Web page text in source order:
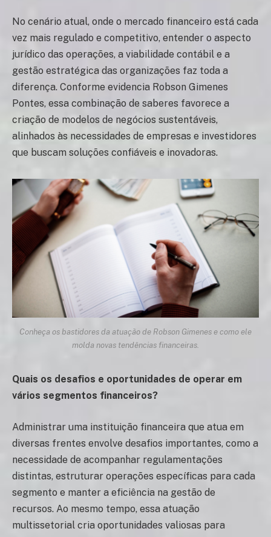
No cenário atual, onde o mercado financeiro está cada
vez mais regulado e competitivo, entender o aspecto
jurídico das operações, a viabilidade contábil e a
gestão estratégica das organizações faz toda a
diferença. Conforme evidencia Robson Gimenes
Pontes, essa combinação de saberes favorece a
criação de modelos de negócios sustentáveis,
alinhados às necessidades de empresas e investidores
que buscam soluções confiáveis e inovadoras.
Conheça os bastidores da atuação de Robson Gimenes e como ele
molda novas tendências financeiras.
Quais os desafios e oportunidades de operar em
vários segmentos financeiros?
Administrar uma instituição financeira que atua em
diversas frentes envolve desafios importantes, como a
necessidade de acompanhar regulamentações
distintas, estruturar operações específicas para cada
segmento e manter a eficiência na gestão de
recursos. Ao mesmo tempo, essa atuação
multissetorial cria oportunidades valiosas para